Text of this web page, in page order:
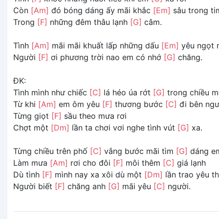
Còn [Am] đó bóng dáng ấy mãi khắc [Em] sâu trong
Trong [F] những đêm thâu lạnh [G] câm.
Tình [Am] mãi mãi khuất lấp những dấu [Em] yêu ngọt
Người [F] ơi phương trời nao em có nhớ [G] chăng.
ĐK:
Tình mình như chiếc [C] lá héo úa rớt [G] trong chiều
Từ khi [Am] em ôm yêu [F] thương bước [C] đi bên
Từng giọt [F] sầu theo mưa rơi
Chợt một [Dm] lần ta chơi vơi nghe tình vút [G] xa.
Từng chiều trên phố [C] vắng bước mãi tìm [G] dáng
Làm mưa [Am] rơi cho đôi [F] môi thêm [C] giá lạnh
Dù tình [F] mình nay xa xôi dù một [Dm] lần trao yêu
Người biết [F] chăng anh [G] mãi yêu [C] người.